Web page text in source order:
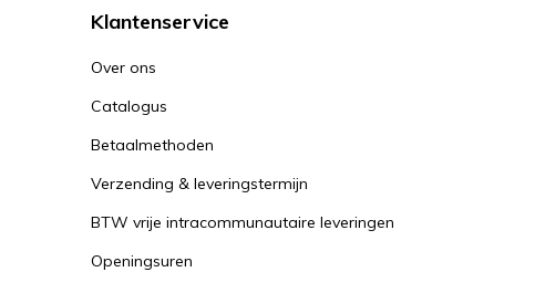
Klantenservice
Over ons
Catalogus
Betaalmethoden
Verzending & leveringstermijn
BTW vrije intracommunautaire leveringen
Openingsuren